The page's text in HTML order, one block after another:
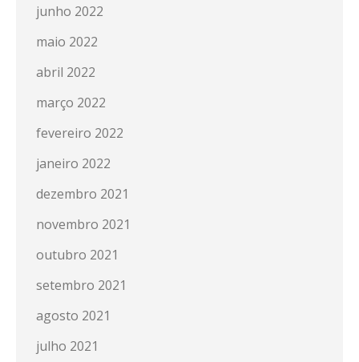
junho 2022
maio 2022
abril 2022
março 2022
fevereiro 2022
janeiro 2022
dezembro 2021
novembro 2021
outubro 2021
setembro 2021
agosto 2021
julho 2021